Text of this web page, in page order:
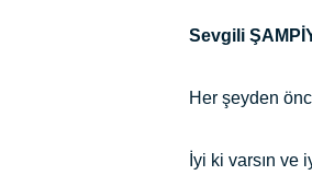
Sevgili
Her şeyden
İyi ki varsın ve